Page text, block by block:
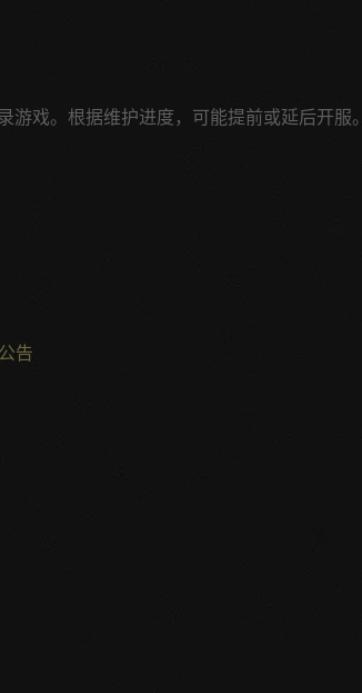
游戏。根据维护进度，可能提前或延后开服。
告